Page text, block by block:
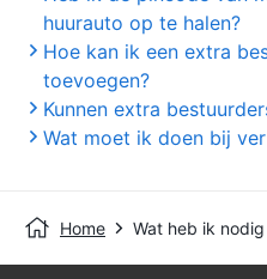
huurauto op te halen?
Hoe kan ik een extra
toevoegen?
Kunnen extra
Wat moet ik doen bij
Home Wat heb ik